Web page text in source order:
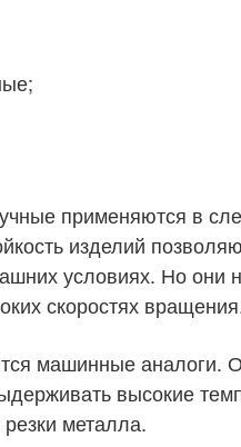
применяются в
изделий
условиях. Но они
скоростях
машинные аналоги.
высокие
металла.